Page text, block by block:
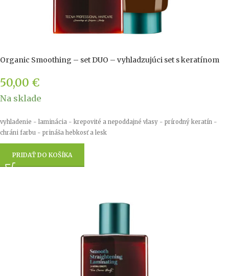
Organic Smoothing – set DUO – vyhladzujúci set s keratínom
50,00 €
Na sklade
vyhladenie - laminácia - krepovité a nepoddajné vlasy - prírodný keratín -
chráni farbu - prináša hebkosť a lesk
PRIDAŤ DO KOŠÍKA